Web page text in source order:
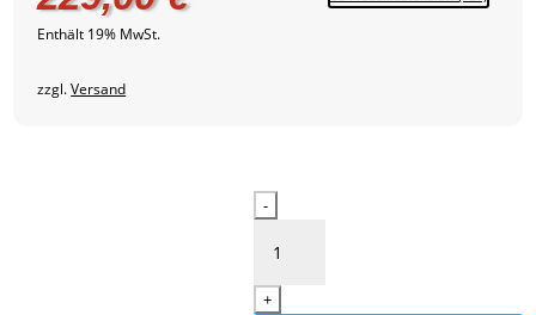
Enthält 19% MwSt.
zzgl.Versand
Sonos
Menge
-
+